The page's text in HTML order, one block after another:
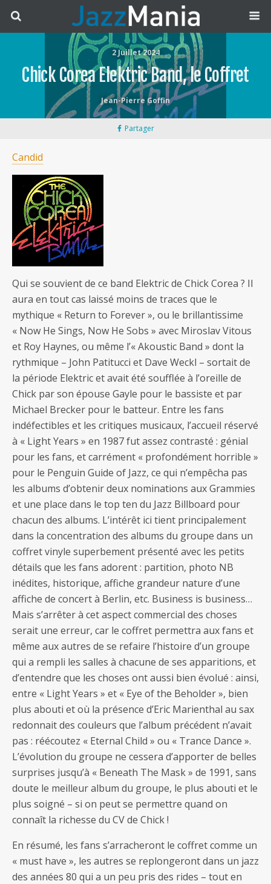
2 Juillet 2024
Chick Corea Elektric Band, le Coffret
Jean-Pierre Goffin
Partager
Candid
Qui se souvient de ce band Elektric de Chick Corea ? Il
aura en tout cas laissé moins de traces que le
mythique « Return to Forever », ou le brillantissime
« Now He Sings, Now He Sobs » avec Miroslav Vitous
et Roy Haynes, ou même l’« Akoustic Band » dont la
rythmique – John Patitucci et Dave Weckl – sortait de
la période Elektric et avait été soufflée à l’oreille de
Chick par son épouse Gayle pour le bassiste et par
Michael Brecker pour le batteur. Entre les fans
indéfectibles et les critiques musicaux, l’accueil réservé
à « Light Years » en 1987 fut assez contrasté : génial
pour les fans, et carrément « profondément horrible »
pour le Penguin Guide of Jazz, ce qui n’empêcha pas
les albums d’obtenir deux nominations aux Grammies
et une place dans le top ten du Jazz Billboard pour
chacun des albums. L’intérêt ici tient principalement
dans la concentration des albums du groupe dans un
coffret vinyle superbement présenté avec les petits
détails que les fans adorent : partition, photo NB
inédites, historique, affiche grandeur nature d’une
affiche de concert à Berlin, etc. Business is business…
Mais s’arrêter à cet aspect commercial des choses
serait une erreur, car le coffret permettra aux fans et
même aux autres de se refaire l’histoire d’un groupe
qui a rempli les salles à chacune de ses apparitions, et
d’entendre que les choses ont aussi bien évolué : ainsi,
entre « Light Years » et « Eye of the Beholder », bien
plus abouti et où la présence d’Eric Marienthal au sax
redonnait des couleurs que l’album précédent n’avait
pas : réécoutez « Eternal Child » ou « Trance Dance ».
L’évolution du groupe ne cessera d’apporter de belles
surprises jusqu’à « Beneath The Mask » de 1991, sans
doute le meilleur album du groupe, le plus abouti et le
plus soigné – si on peut se permettre quand on
connaît la richesse du CV de Chick !
En résumé, les fans s’arracheront le coffret comme un
« must have », les autres se replongeront dans un jazz
des années 80 qui a un peu pris des rides – tout en